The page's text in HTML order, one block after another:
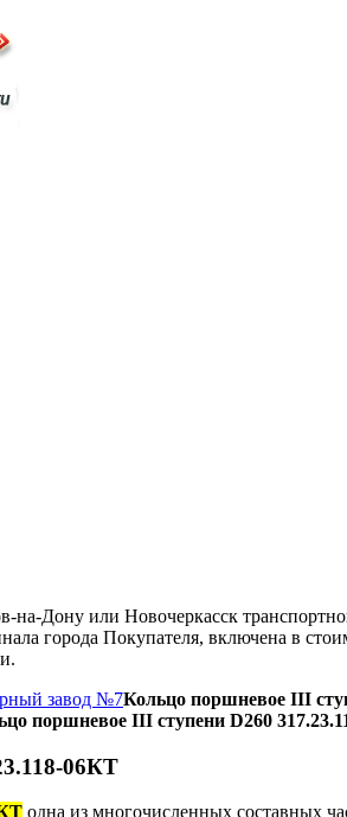
на-Дону или Новочеркасск
города Покупателя, включена в
завод №7Кольцо поршневое III
поршневое III ступени D260
06КТ
одна из многочисленных составных